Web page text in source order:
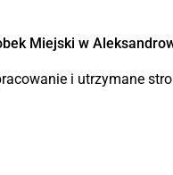
Miejski w
i utrzymane